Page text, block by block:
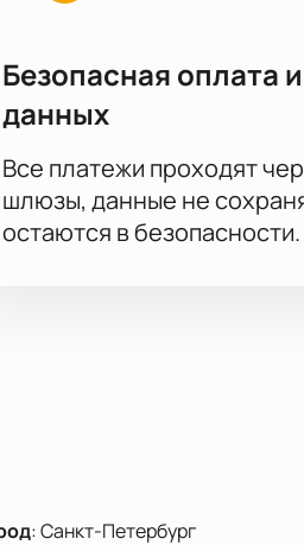
Безопасная оплата
данных
Все платежи проходят
шлюзы, данные не
остаются в безопасности.
:Санкт-Петербург